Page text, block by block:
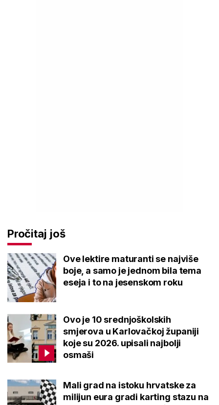
Pročitaj još
Ove lektire maturanti se najviše
boje, a samo je jednom bila tema
eseja i to na jesenskom roku
Ovo je 10 srednjoškolskih
smjerova u Karlovačkoj županiji
koje su 2026. upisali najbolji
osmaši
Mali grad na istoku hrvatske za
milijun eura gradi karting stazu na